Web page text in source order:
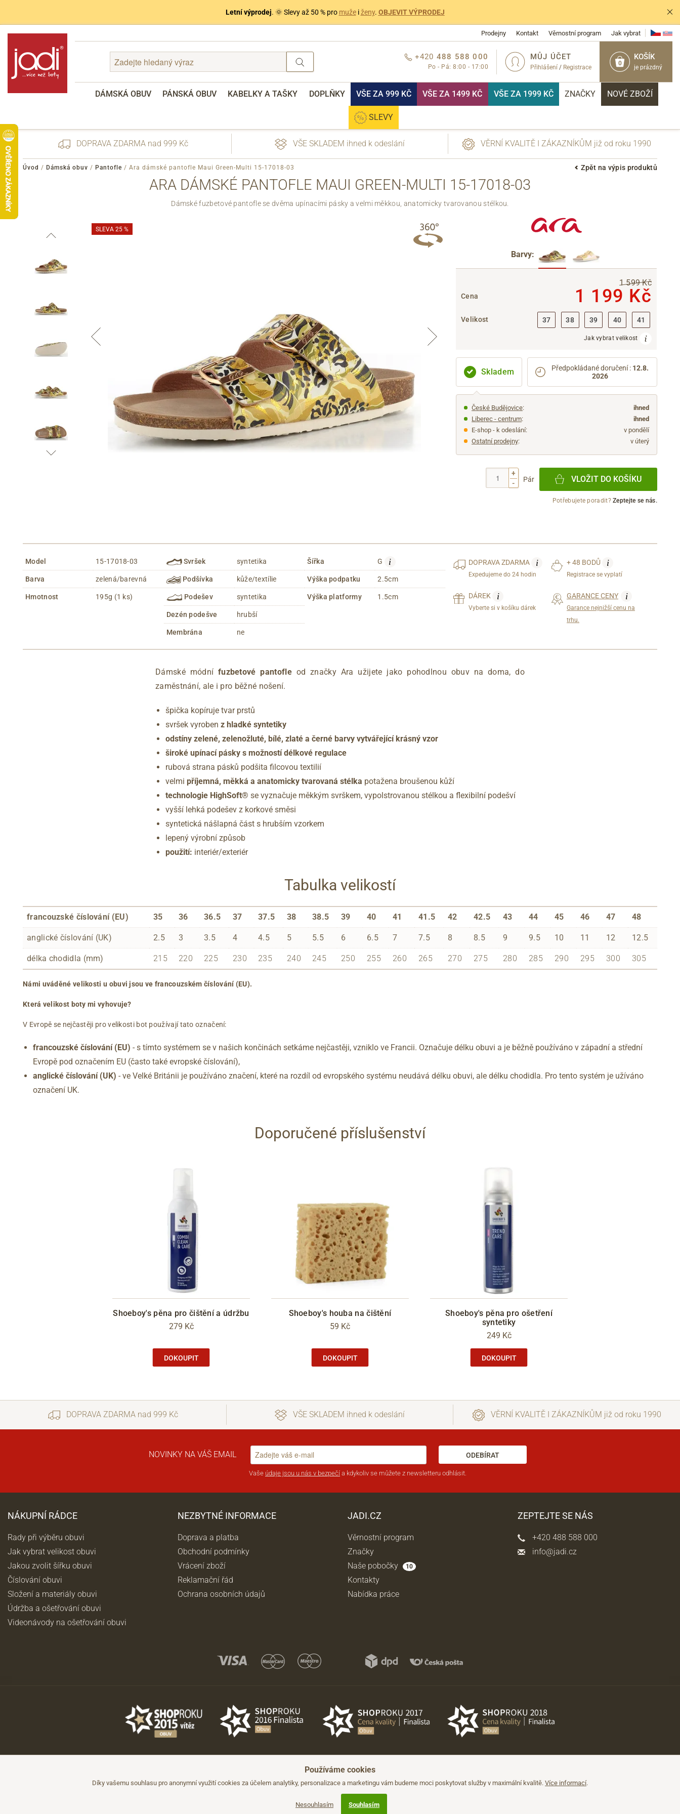
Letní výprodej. 🌞 Slevy až 50 % pro mužeiženy. OBJEVIT VÝPRODEJ
Prodejny Kontakt Věrnostní program Jak vybrat
0
KOŠÍK
je prázdný
MŮJ ÚČET
Přihlášení / Registrace
+420 488 588 000
Po - Pá: 8:00 - 17:00
DÁMSKÁ OBUV PÁNSKÁ OBUV KABELKY A TAŠKY DOPLŇKY VŠE ZA 999 KČ VŠE ZA 1499 KČ VŠE ZA 1999 KČ ZNAČKY NOVÉ ZBOŽÍ
SLEVY
Informace o
DOPRAVA ZDARMA nad 999 Kč VŠE SKLADEM ihned k odeslání VĚRNÍ KVALITĚ I ZÁKAZNÍKŮM již od roku 1990
Zpět na výpis produktů
Úvod / Dámská obuv / Pantofle / Ara dámské pantofle Maui Green-Multi 15-17018-03
ARA DÁMSKÉ PANTOFLE MAUI GREEN-MULTI 15-17018-03
Dámské fuzbetové pantofle se dvěma upínacími pásky a velmi měkkou, anatomicky tvarovanou stélkou.
SLEVA 25 %
Barvy:
Cena
1 599 Kč
1 199 Kč
Velikost 37 38 39 40 41
Jak vybrat velikost
Skladem Předpokládané doručení : 12.8.
2026
České Budějovice:
ihned
Liberec - centrum:
ihned
E-shop - k odeslání:
v pondělí
Ostatní prodejny: v úterý
+
-
Pár VLOŽIT DO KOŠÍKU
Potřebujete poradit?Zeptejte se nás.
Model 15-17018-03
Barva zelená/barevná
Hmotnost 195g (1 ks)
Svršek syntetika
Podšívka kůže/textílie
Podešev syntetika
Dezén podešve hrubší
Membrána ne
Šířka G i
Výška podpatku 2.5cm
Výška platformy 1.5cm
DOPRAVAZDARMA i
Expedujeme do 24 hodin
+ 48 BODŮ i
Registrace se vyplatí
DÁREK i
Vyberte si v košíku dárek
GARANCE CENY i
Garance nejnižší cenu na
trhu.
Dámské módní fuzbetové pantofleod značky Ara užijete jako pohodlnou obuv na doma, do
zaměstnání, ale i pro běžné nošení.
špička kopíruje tvar prstů
svršek vyroben z hladké syntetiky
odstíny zelené, zelenožluté, bílé, zlaté a černé barvy vytvářející krásný vzor
široké upínací pásky s možností délkové regulace
rubová strana pásků podšita filcovou textilií
velmi příjemná, měkká a anatomicky tvarovaná stélka potažena broušenou kůží
technologie HighSoft® se vyznačuje měkkým svrškem, vypolstrovanou stélkou a flexibilní podešví
vyšší lehká podešev z korkové směsi
syntetická nášlapná část s hrubším vzorkem
lepený výrobní způsob
použití: interiér/exteriér
Tabulka velikostí
francouzské číslování (EU) 35 36 36.5 37 37.5 38 38.5 39 40 41 41.5 42 42.5 43 44 45 46 47 48
anglické číslování (UK) 2.5 3 3.5 4 4.5 5 5.5 6 6.5 7 7.5 8 8.5 9 9.5 10 11 12 12.5
délka chodidla (mm) 215 220 225 230 235 240 245 250 255 260 265 270 275 280 285 290 295 300 305
Námi uváděné velikosti u obuvi jsou ve francouzském číslování (EU).
Která velikost boty mi vyhovuje?
V Evropě se nejčastěji pro velikosti bot používají tato označení:
francouzské číslování (EU) - s tímto systémem se v našich končinách setkáme nejčastěji, vzniklo ve Francii. Označuje délku obuvi a je běžně používáno v západní a střední
Evropě pod označením EU (často také evropské číslování),
anglické číslování (UK) - ve Velké Británii je používáno značení, které na rozdíl od evropského systému neudává délku obuvi, ale délku chodidla. Pro tento systém je užíváno
označení UK.
Doporučené příslušenství
Shoeboy's pěna pro čištění a údržbu
279 Kč
DOKOUPIT
Shoeboy's houba na čištění
59 Kč
DOKOUPIT
Shoeboy's pěna pro ošetření
syntetiky
249 Kč
DOKOUPIT
DOPRAVA ZDARMA nad 999 Kč VŠE SKLADEM ihned k odeslání VĚRNÍ KVALITĚ I ZÁKAZNÍKŮM již od roku 1990
NOVINKY NA VÁŠ EMAIL ODEBÍRAT
Vaše údaje jsou u nás v bezpečí a kdykoliv se můžete z newsletteru odhlásit.
NÁKUPNÍ RÁDCE
Rady při výběru obuvi
Jak vybrat velikost obuvi
Jakou zvolit šířku obuvi
Číslování obuvi
Složení a materiály obuvi
Údržba a ošetřování obuvi
Videonávody na ošetřování obuvi
NEZBYTNÉ INFORMACE
Doprava a platba
Obchodní podmínky
Vrácení zboží
Reklamační řád
Ochrana osobních údajů
JADI.CZ
Věrnostní program
Značky
Naše pobočky
10
Kontakty
Nabídka práce
ZEPTEJTE SE NÁS
+420 488 588 000
info@jadi.cz
Simplia.cz.
Používáme cookies
Díky vašemu souhlasu pro anonymní využití cookies za účelem analytiky, personalizace a marketingu vám budeme moci poskytovat služby v maximální kvalitě. Více informací.
Nesouhlasím Souhlasím